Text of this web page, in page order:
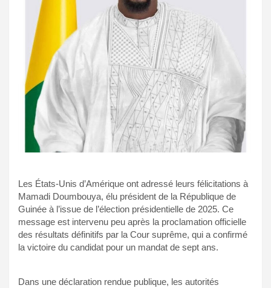
Les États-Unis d’Amérique ont adressé leurs félicitations à
Mamadi Doumbouya, élu président de la République de
Guinée à l’issue de l’élection présidentielle de 2025. Ce
message est intervenu peu après la proclamation officielle
des résultats définitifs par la Cour suprême, qui a confirmé
la victoire du candidat pour un mandat de sept ans.
Dans une déclaration rendue publique, les autorités